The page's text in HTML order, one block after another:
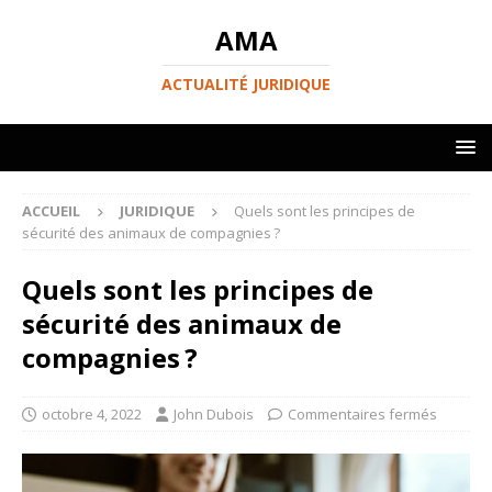
AMA
ACTUALITÉ JURIDIQUE
ACCUEIL JURIDIQUE
Quels sont les principes de
sécurité des animaux de compagnies ?
Quels sont les principes de
sécurité des animaux de
compagnies ?
octobre 4, 2022 John Dubois Commentaires fermés